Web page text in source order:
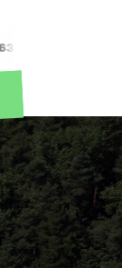
Road